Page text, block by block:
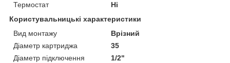
Термостат
Ні
Користувальницькі характеристики
Вид монтажу
Врізний
Діаметр картриджа
35
Діаметр підключення
1/2"